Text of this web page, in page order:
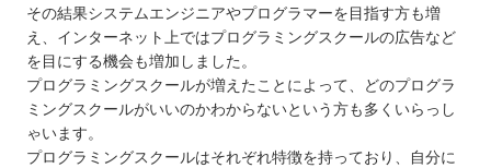
その結果システムエンジニアやプログラマーを目指す方も増
え、インターネット上ではプログラミングスクールの広告など
を目にする機会も増加しました。
プログラミングスクールが増えたことによって、どのプログラ
ミングスクールがいいのかわからないという方も多くいらっし
ゃいます。
プログラミングスクールはそれぞれ特徴を持っており、自分に